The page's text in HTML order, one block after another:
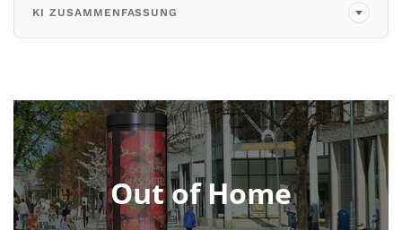
KI ZUSAMMENFASSUNG
Out of Home